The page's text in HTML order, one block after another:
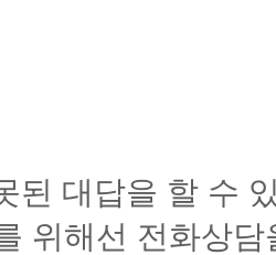
된 대답을 할 수
위해선 전화상